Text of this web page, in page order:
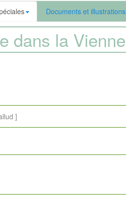
Documents et illustrations
dans la Vienne
]